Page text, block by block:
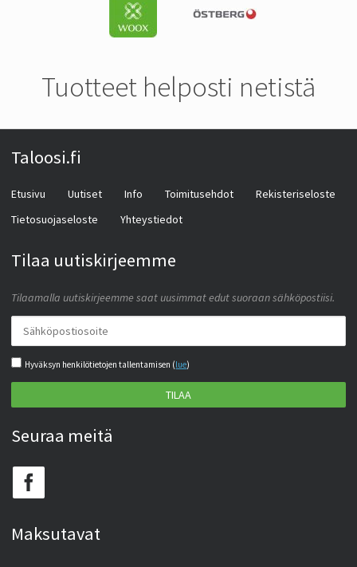
Tuotteet helposti netistä
Taloosi.fi
Etusivu Uutiset Info Toimitusehdot
Rekisteriseloste
Tietosuojaseloste
Yhteystiedot
Tilaa uutiskirjeemme
Tilaamalla uutiskirjeemme saat uusimmat edut suoraan sähköpostiisi.
Hyväksyn henkilötietojen tallentamisen (lue)
TILAA
Seuraa meitä
Maksutavat